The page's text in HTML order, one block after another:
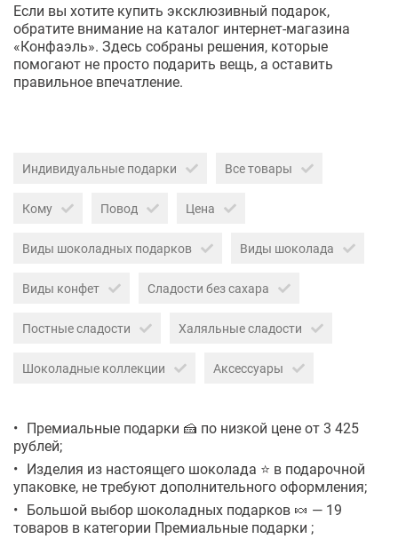
Если вы хотите купить эксклюзивный подарок,
обратите внимание на каталог интернет-магазина
«Конфаэль». Здесь собраны решения, которые
помогают не просто подарить вещь, а оставить
правильное впечатление.
Индивидуальные подарки Все товары
Кому Повод Цена
Виды шоколадных подарков Виды шоколада
Виды конфет Сладости без сахара
Постные сладости Халяльные сладости
Шоколадные коллекции Аксессуары
Премиальные подарки 🍰 по низкой цене от 3 425
рублей;
Изделия из настоящего шоколада ⭐ в подарочной
упаковке, не требуют дополнительного оформления;
Большой выбор шоколадных подарков 🍬 — 19
товаров в категории Премиальные подарки ;